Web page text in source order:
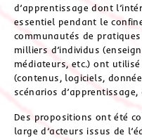
d’apprentissage dont
essentiel pendant le
communautés de
milliers d’individus
médiateurs, etc.) ont
(contenus, logiciels,
scénarios
Des propositions ont été
large d’acteurs issus de